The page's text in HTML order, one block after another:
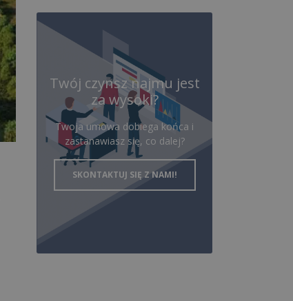
Twój czynsz najmu jest
za wysoki?
Twoja umowa dobiega końca i
zastanawiasz się, co dalej?
SKONTAKTUJ SIĘ Z NAMI!